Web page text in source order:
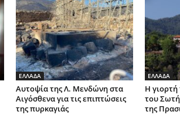
ΕΛΛΑΔΑ
Αυτοψία της Λ. Μενδώνη στα
Αιγόσθενα για τις επιπτώσεις
της πυρκαγιάς
ΕΛΛΑΔΑ
Η
του
της